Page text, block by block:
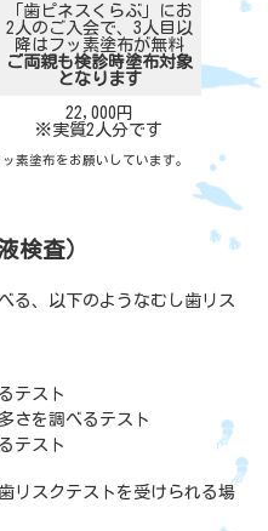
「歯ピネスくらぶ」にお
2人のご入会で、3人目以
降はフッ素塗布が無料
ご両親も検診時塗布対象
となります
22,000円
※実質2人分です
素塗布をお願いしています。
検査）
る、以下のようなむし歯リス
テスト
さを調べるテスト
テスト
リスクテストを受けられる場